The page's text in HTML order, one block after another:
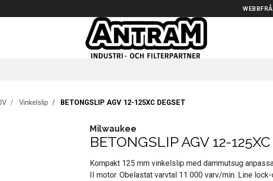
Vinkelslip BETONGSLIP AGV 12-125XC DEGSET
Milwaukee
BETONGSLIP AGV 12-
Kompakt 125 mm vinkelslip med dammutsug
II motor. Obelastat varvtal 11 000 varv/min. Line